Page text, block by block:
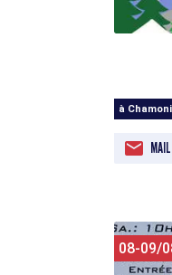
à
MAIL
08-09/